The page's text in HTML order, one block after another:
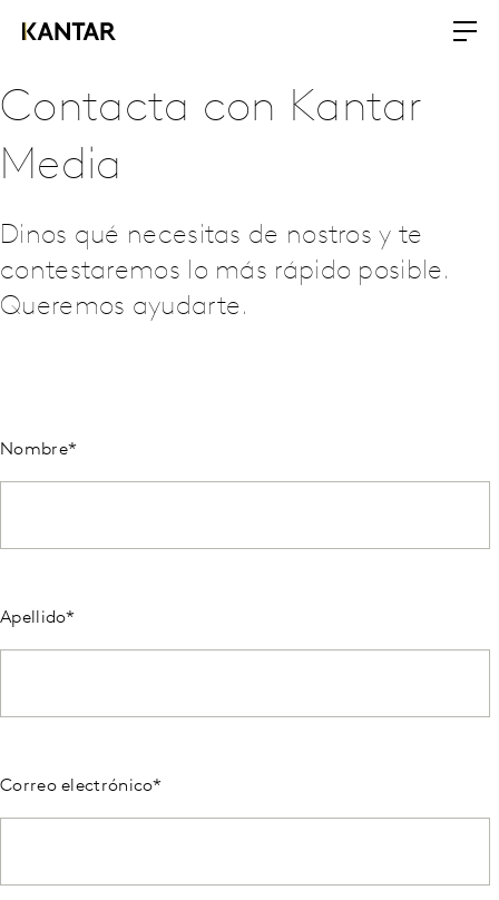
Contacta con Kantar
Media
Dinos qué necesitas de nostros y te
contestaremos lo más rápido posible.
Queremos ayudarte.
Nombre*
Apellido*
Correo electrónico*